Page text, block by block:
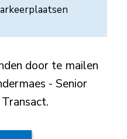
door te mailen
- Senior